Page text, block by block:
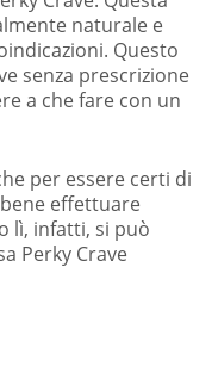
naturale e
Questo
senza prescrizione
a che fare con un
per essere certi di
effettuare
lì, infatti, si può
Perky Crave